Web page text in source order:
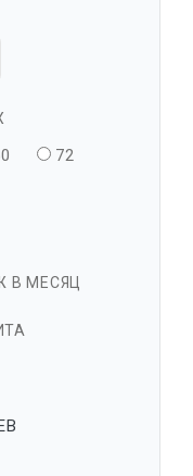
72
В МЕСЯЦ